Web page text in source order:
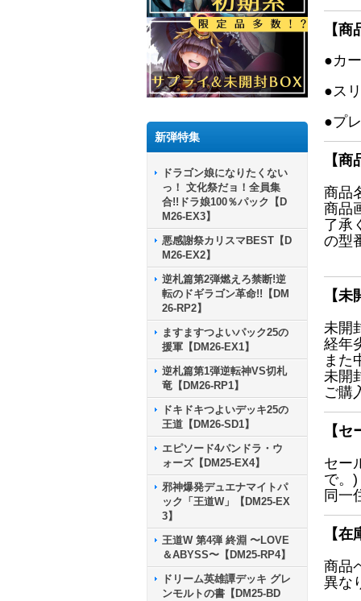
新弾特集
ドラゴン娘になりたくない
っ！ 文化祭だョ！全員集
合!!ドラ娘100％パック【D
M26-EX3】
悪感謝祭カリスマBEST【D
M26-EX2】
逆札篇第2弾燃えろ禁断!逆
転のドギラゴン革命!!【DM
26-RP2】
ますますつよいパック25の
援軍【DM26-EX1】
逆札篇第1弾逆転神VS切札
竜【DM26-RP1】
ドキドキつよいデッキ25の
王道【DM26-SD1】
エピソード4パンドラ・ウ
ォーズ【DM25-EX4】
邪神爆発デュエナマイトパ
ック「王道W」【DM25-EX
3】
王道W 第4弾 終淵 〜LOVE
＆ABYSS〜【DM25-RP4】
ドリーム英雄譚デッキ グレ
ンモルトの書【DM25-BD
【
●カ
●ス
●プ
【
商品
商品
了承
の型
【
未開
経年
また
未開
ご購
【
セー
で。)
同一
【
商品
異な